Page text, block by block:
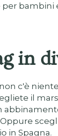
bambini
in
c'è
il
in Spagna.